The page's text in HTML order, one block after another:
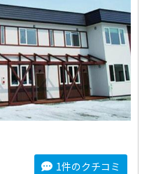
1件のクチコミ